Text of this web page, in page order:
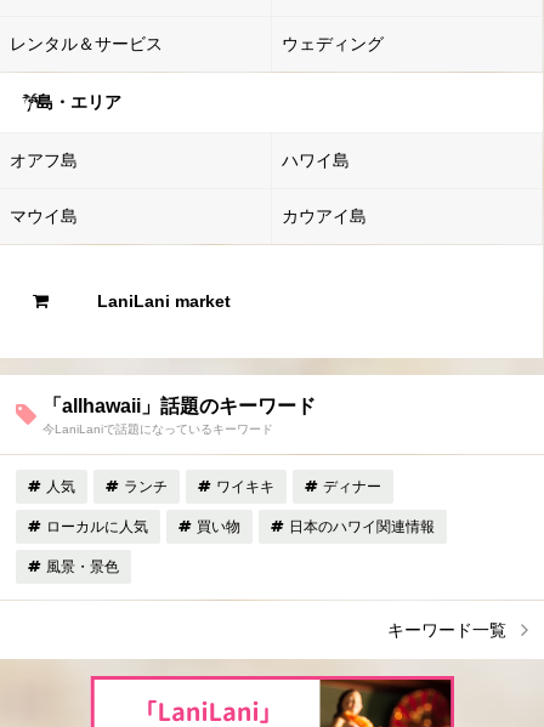
レンタル＆サービス ウェディング
島・エリア
オアフ島 ハワイ島
マウイ島 カウアイ島
LaniLani market
「allhawaii」話題のキーワード
今LaniLaniで話題になっているキーワード
人気 ランチ ワイキキ ディナー
ローカルに人気 買い物 日本のハワイ関連情報
風景・景色
キーワード一覧